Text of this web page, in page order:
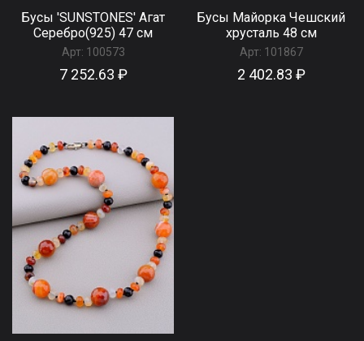
Бусы 'SUNSTONES' Агат
Серебро(925) 47 см
Арт: 100573
7 252.63 ₽
Бусы Майорка Чешский
хрусталь 48 см
Арт: 101867
2 402.83 ₽